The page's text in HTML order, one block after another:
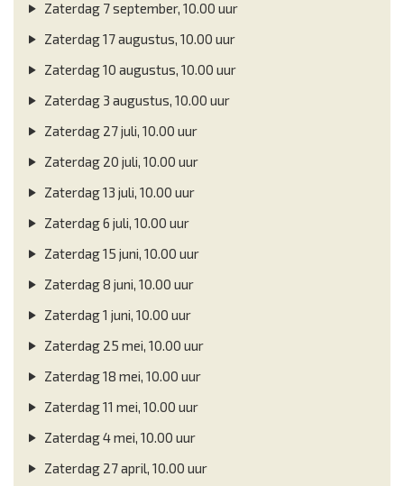
Zaterdag 7 september, 10.00 uur
Zaterdag 17 augustus, 10.00 uur
Zaterdag 10 augustus, 10.00 uur
Zaterdag 3 augustus, 10.00 uur
Zaterdag 27 juli, 10.00 uur
Zaterdag 20 juli, 10.00 uur
Zaterdag 13 juli, 10.00 uur
Zaterdag 6 juli, 10.00 uur
Zaterdag 15 juni, 10.00 uur
Zaterdag 8 juni, 10.00 uur
Zaterdag 1 juni, 10.00 uur
Zaterdag 25 mei, 10.00 uur
Zaterdag 18 mei, 10.00 uur
Zaterdag 11 mei, 10.00 uur
Zaterdag 4 mei, 10.00 uur
Zaterdag 27 april, 10.00 uur